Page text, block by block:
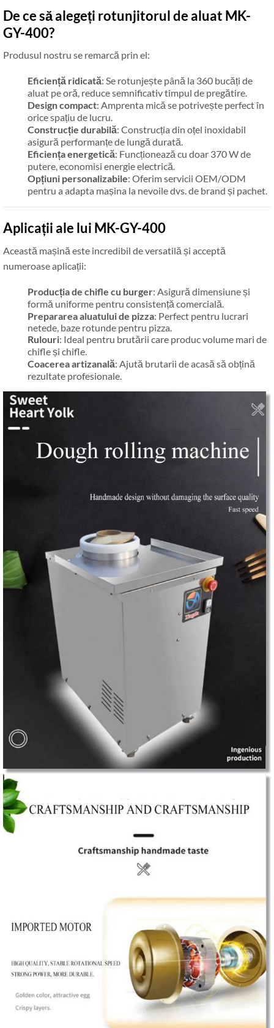
De ce să alegeți rotunjitorul de aluat MK-
GY-400?
Produsul nostru se remarcă prin el:
Eficiență ridicată: Se rotunjește până la 360 bucăți de
aluat pe oră, reduce semnificativ timpul de pregătire.
Design compact: Amprenta mică se potrivește perfect în
orice spațiu de lucru.
Construcție durabilă: Construcția din oțel inoxidabil
asigură performanțe de lungă durată.
Eficiența energetică: Funcționează cu doar 370 W de
putere, economisi energie electrică.
Opțiuni personalizabile: Oferim servicii OEM/ODM
pentru a adapta mașina la nevoile dvs. de brand și pachet.
Aplicații ale lui MK-GY-400
Această mașină este incredibil de versatilă și acceptă
numeroase aplicații:
Producția de chifle cu burger: Asigură dimensiune și
formă uniforme pentru consistență comercială.
Prepararea aluatului de pizza: Perfect pentru lucrari
netede, baze rotunde pentru pizza.
Rulouri: Ideal pentru brutării care produc volume mari de
chifle și chifle.
Coacerea artizanală: Ajută brutarii de acasă să obțină
rezultate profesionale.